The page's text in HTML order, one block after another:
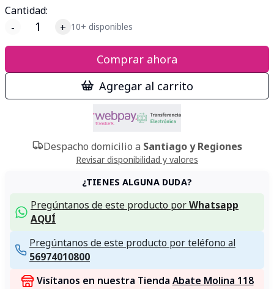
Cantidad:
-
+ 10+ disponibles
Comprar ahora
Agregar al carrito
Despacho domicilio a Santiago y Regiones
Revisar disponibilidad y valores
¿TIENES ALGUNA DUDA?
Pregúntanos de este producto porWhatsapp
AQUÍ
Pregúntanos de este producto por teléfono al
56974010800
Visítanos en nuestra Tienda Abate Molina 118